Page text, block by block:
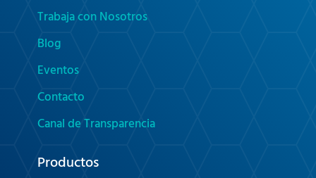
Trabaja con Nosotros
Blog
Eventos
Contacto
Canal de Transparencia
Productos